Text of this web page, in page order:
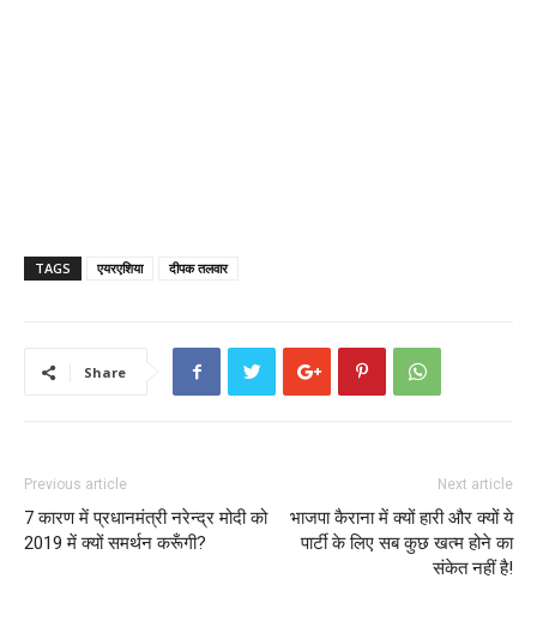
TAGS एयरएशिया दीपक तलवार
Share
Previous article
7 कारण में प्रधानमंत्री नरेन्द्र मोदी को
2019 में क्यों समर्थन करूँगी?
Next article
भाजपा कैराना में क्यों हारी और क्यों ये
पार्टी के लिए सब कुछ खत्म होने का
संकेत नहीं है!